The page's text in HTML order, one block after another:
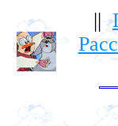
||